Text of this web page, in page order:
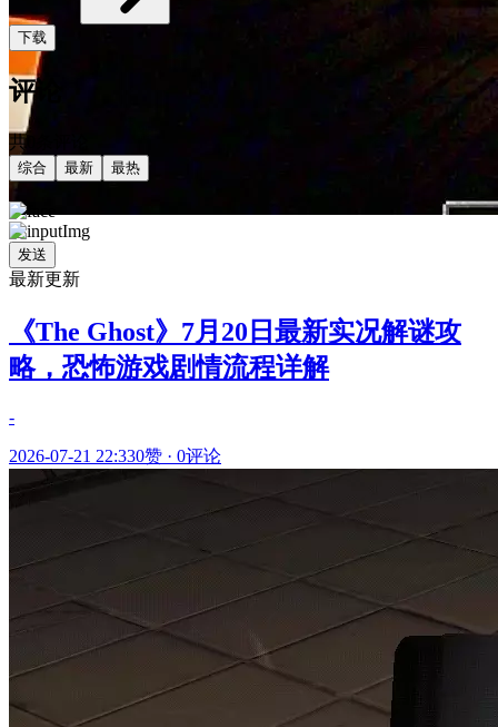
下载
评论
共0条评论
综合 最新 最热
发送
最新更新
《The Ghost》7月20日最新实况解谜攻
略，恐怖游戏剧情流程详解
-
2026-07-21 22:330赞 · 0评论